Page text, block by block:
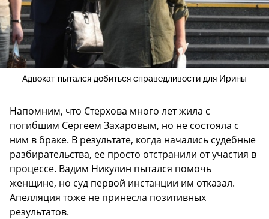
Адвокат пытался добиться справедливости для Ирины
Напомним, что Стерхова много лет жила с
погибшим Сергеем Захаровым, но не состояла с
ним в браке. В результате, когда начались судебные
разбирательства, ее просто отстранили от участия в
процессе. Вадим Никулин пытался помочь
женщине, но суд первой инстанции им отказал.
Апелляция тоже не принесла позитивных
результатов.